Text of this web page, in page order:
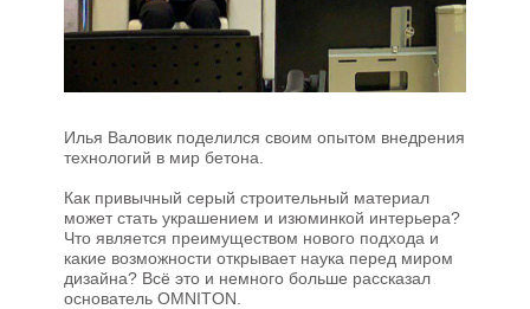
Илья Валовик поделился своим опытом внедрения
технологий в мир бетона.
Как привычный серый строительный материал
может стать украшением и изюминкой интерьера?
Что является преимуществом нового подхода и
какие возможности открывает наука перед миром
дизайна? Всё это и немного больше рассказал
основатель OMNITON.